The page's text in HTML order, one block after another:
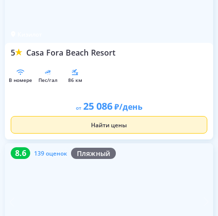
5 Casa Fora Beach Resort
в номере пес/гал 86 км
от 25 086 /день
Найти цены
8.6 139 оценок Пляжный
8.6 139 оценок